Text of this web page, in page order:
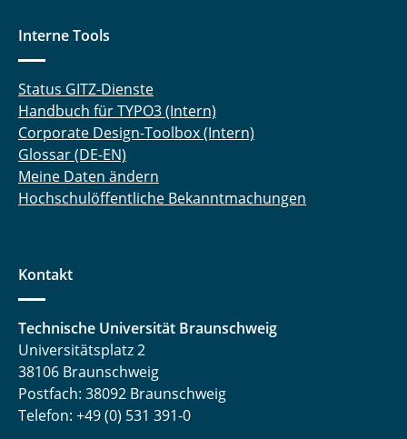
Interne Tools
Status GITZ-Dienste
Handbuch für TYPO3 (Intern)
Corporate Design-Toolbox (Intern)
Glossar (DE-EN)
Meine Daten ändern
Hochschulöffentliche Bekanntmachungen
Kontakt
Technische Universität Braunschweig
Universitätsplatz 2
38106 Braunschweig
Postfach: 38092 Braunschweig
Telefon: +49 (0) 531 391-0